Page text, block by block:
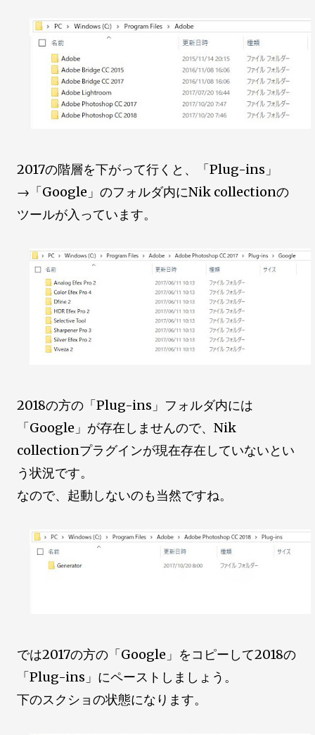
2017の階層を下がって行くと、「Plug-ins」
→「Google」のフォルダ内にNik collectionの
ツールが入っています。
2018の方の「Plug-ins」フォルダ内には
「Google」が存在しませんので、Nik
collectionプラグインが現在存在していないとい
う状況です。
なので、起動しないのも当然ですね。
では2017の方の「Google」をコピーして2018の
「Plug-ins」にペーストしましょう。
下のスクショの状態になります。